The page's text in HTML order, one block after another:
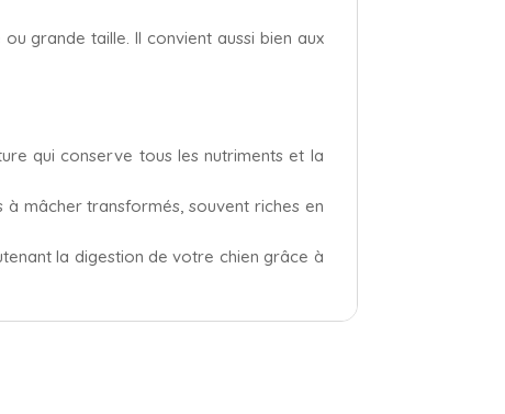
grande taille. Il convient aussi bien aux
qui conserve tous les nutriments et la
mâcher transformés, souvent riches en
la digestion de votre chien grâce à